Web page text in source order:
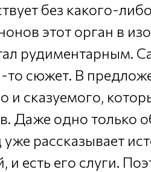
без какого-
этот орган в
рудиментарным.
то сюжет. В
и сказуемого,
Даже одно только
рассказывает
и есть его слуги.